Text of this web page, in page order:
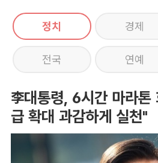
정치 경제
전국 연예
李대통령, 6시간 마라
급 확대 과감하게 실천"